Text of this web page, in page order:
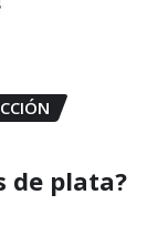
de plata?